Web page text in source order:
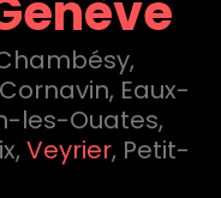
,
Cornavin, Eaux-
les-Ouates,
, Veyrier, Petit-